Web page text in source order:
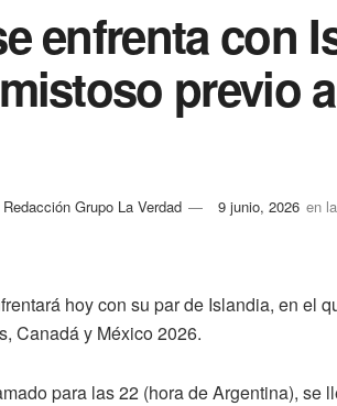
enfrenta con
previo
Redacción Grupo La Verdad 9 junio, 2026 en
hoy con su par de Islandia, en el
Canadá y México 2026.
para las 22 (hora de Argentina), se